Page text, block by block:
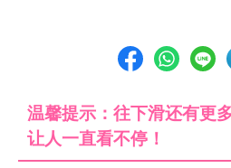
温馨提示：往下滑还有更
让人一直看不停！